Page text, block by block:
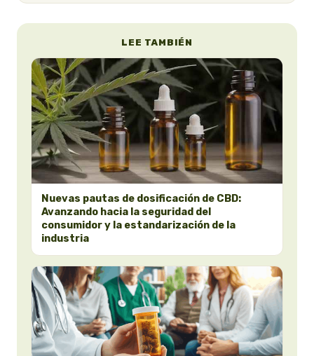
LEE TAMBIÉN
Nuevas pautas de dosificación de CBD:
Avanzando hacia la seguridad del
consumidor y la estandarización de la
industria